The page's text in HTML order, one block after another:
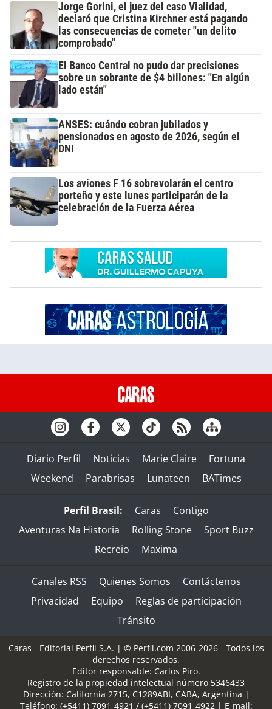
Jorge Gorini, el juez del caso Vialidad,
declaró que Cristina Kirchner está pagando
las consecuencias de cometer "un delito
comprobado"
El Banco Central no pudo dar precisiones
sobre un sobrante de $4 billones: "En algún
lado están"
ANSES: cuándo cobran jubilados y
pensionados en agosto de 2026, según el
DNI
Los aviones F 16 sobrevolarán el centro
porteño y este lunes participarán de la
celebración de la Fuerza Aérea
Diario Perfil Noticias Marie Claire
Fortuna
Weekend
Parabrisas Lunateen BATimes
Perfil Brasil: Caras
Contigo
Aventuras Na Historia
Rolling Stone
Sport Buzz
Recreio
Maxima
Canales RSS Quienes Somos
Contáctenos
Privacidad
Equipo
Reglas de participación
Tránsito
Caras - Editorial Perfil S.A. | © Perfil.com 2006-2026 - Todos los
derechos reservados.
Editor responsable: Carlos Piro.
Registro de la propiedad intelectual número 5346433
Dirección: California 2715, C1289ABI, CABA, Argentina |
Teléfono: (+5411) 7091-4921 / (+5411) 7091-4922| E-mail: